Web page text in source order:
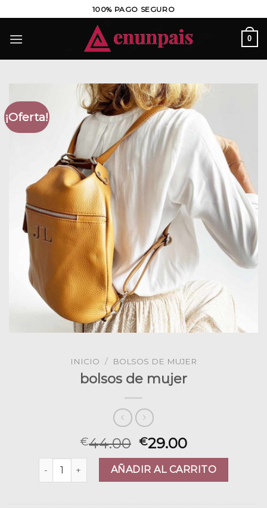
al
contenido
100% PAGO SEGURO
0
¡Oferta!
INICIO / BOLSOS DE MUJER
bolsos de mujer
€44.00 €29.00
bolsos de mujer cantidadAÑADIR AL CARRITO